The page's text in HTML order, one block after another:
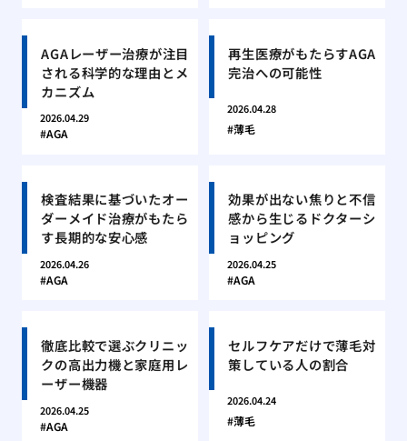
AGAレーザー治療が注目
される科学的な理由とメ
カニズム
2026.04.29
AGA
再生医療がもたらすAGA
完治への可能性
2026.04.28
薄毛
検査結果に基づいたオー
ダーメイド治療がもたら
す長期的な安心感
2026.04.26
AGA
効果が出ない焦りと不信
感から生じるドクターシ
ョッピング
2026.04.25
AGA
徹底比較で選ぶクリニッ
クの高出力機と家庭用レ
ーザー機器
2026.04.25
AGA
セルフケアだけで薄毛対
策している人の割合
2026.04.24
薄毛